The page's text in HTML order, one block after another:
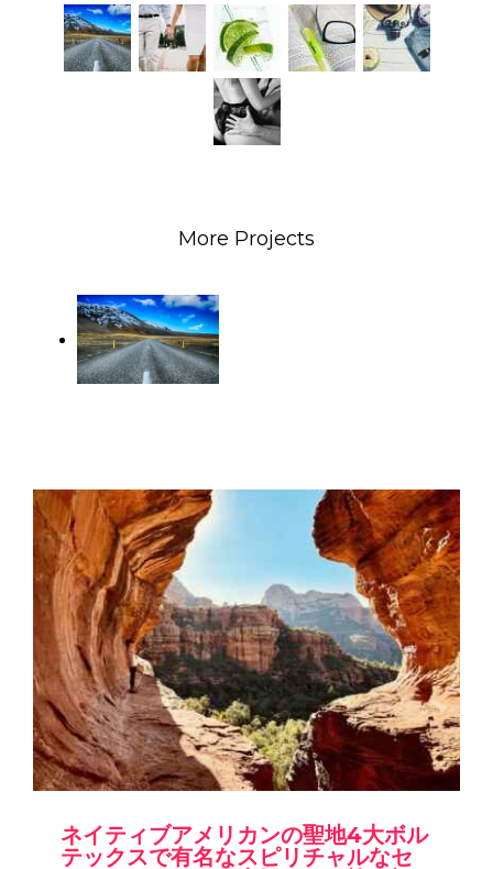
More Projects
Self
enlightenment
Charging
time
Write a
book
ネイティブアメリカンの聖地4大ボル
テックスで有名なスピリチャルなセ